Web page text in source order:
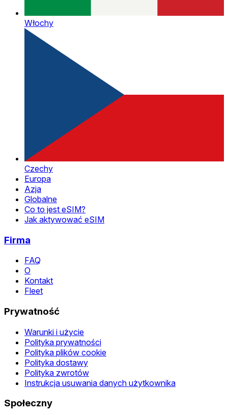
Włochy
Czechy
Europa
Azja
Globalne
Co to jest eSIM?
Jak aktywować eSIM
Firma
FAQ
O
Kontakt
Fleet
Prywatność
Warunki i użycie
Polityka prywatności
Polityka plików cookie
Polityka dostawy
Polityka zwrotów
Instrukcja usuwania danych użytkownika
Społeczny